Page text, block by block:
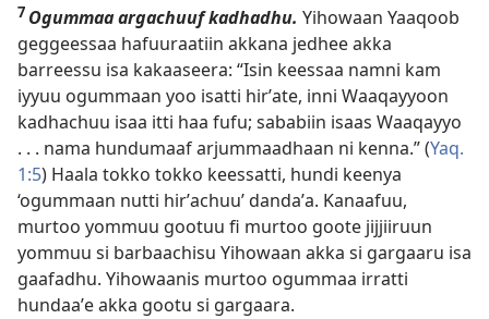
7 Ogummaa argachuuf kadhadhu. Yihowaan Yaaqoob
geggeessaa hafuuraatiin akkana jedhee akka
barreessu isa kakaaseera: “Isin keessaa namni kam
iyyuu ogummaan yoo isatti hirʼate, inni Waaqayyoon
kadhachuu isaa itti haa fufu; sababiin isaas Waaqayyo
. . . nama hundumaaf arjummaadhaan ni kenna.” (Yaq.
1:5) Haala tokko tokko keessatti, hundi keenya
‘ogummaan nutti hirʼachuu’ dandaʼa. Kanaafuu,
murtoo yommuu gootuu fi murtoo goote jijjiiruun
yommuu si barbaachisu Yihowaan akka si gargaaru isa
gaafadhu. Yihowaanis murtoo ogummaa irratti
hundaaʼe akka gootu si gargaara.